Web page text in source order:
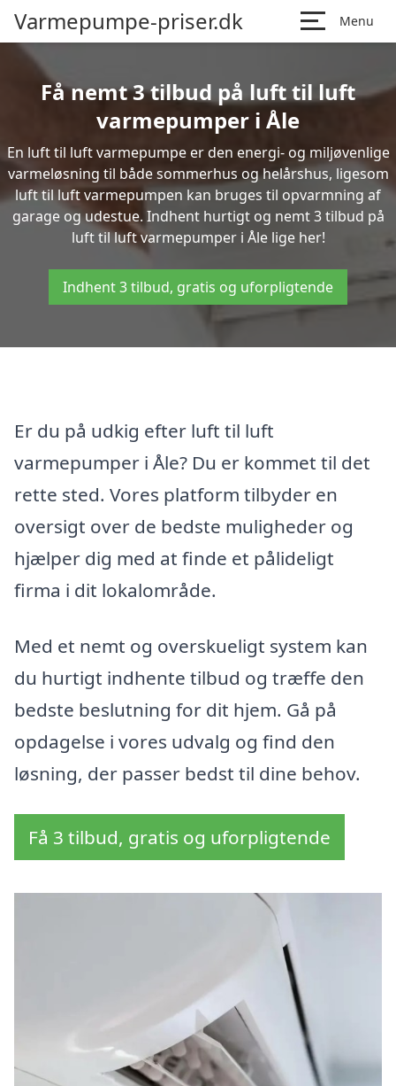
Varmepumpe-priser.dk Menu
Få nemt 3 tilbud på luft til luft
varmepumper i Åle
En luft til luft varmepumpe er den energi- og miljøvenlige
varmeløsning til både sommerhus og helårshus, ligesom
luft til luft varmepumpen kan bruges til opvarmning af
garage og udestue. Indhent hurtigt og nemt 3 tilbud på
luft til luft varmepumper i Åle lige her!
Indhent 3 tilbud, gratis og uforpligtende
Er du på udkig efter luft til luft
varmepumper i Åle? Du er kommet til det
rette sted. Vores platform tilbyder en
oversigt over de bedste muligheder og
hjælper dig med at finde et pålideligt
firma i dit lokalområde.
Med et nemt og overskueligt system kan
du hurtigt indhente tilbud og træffe den
bedste beslutning for dit hjem. Gå på
opdagelse i vores udvalg og find den
løsning, der passer bedst til dine behov.
Få 3 tilbud, gratis og uforpligtende